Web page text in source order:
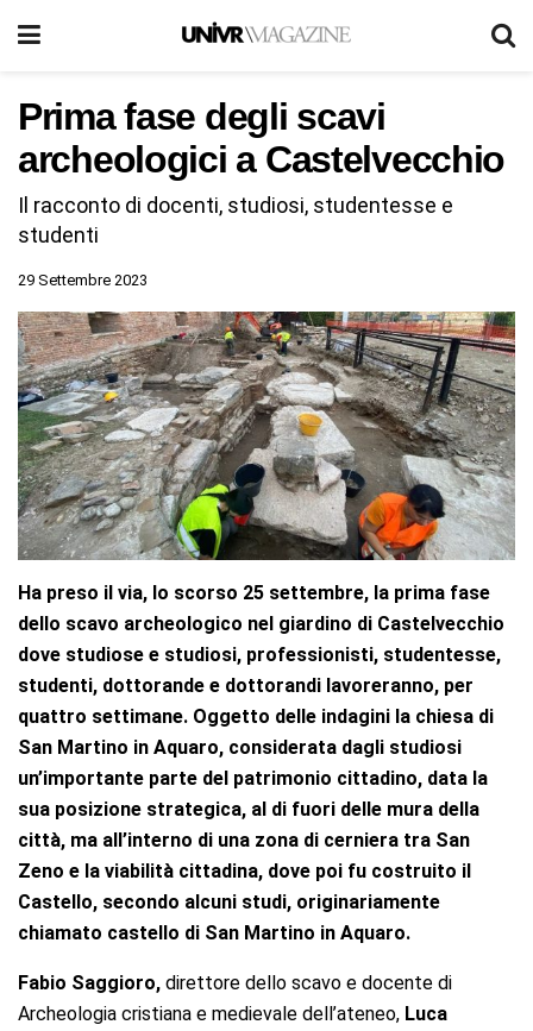
Prima fase degli scavi
archeologici a Castelvecchio
Il racconto di docenti, studiosi, studentesse e
studenti
29 Settembre 2023
Ha preso il via, lo scorso 25 settembre, la prima fase
dello scavo archeologico nel giardino di Castelvecchio
dove studiose e studiosi, professionisti, studentesse,
studenti, dottorande e dottorandi lavoreranno, per
quattro settimane. Oggetto delle indagini la chiesa di
San Martino in Aquaro, considerata dagli studiosi
un’importante parte del patrimonio cittadino, data la
sua posizione strategica, al di fuori delle mura della
città, ma all’interno di una zona di cerniera tra San
Zeno e la viabilità cittadina, dove poi fu costruito il
Castello, secondo alcuni studi, originariamente
chiamato castello di San Martino in Aquaro.
Fabio Saggioro, direttore dello scavo e docente di
Archeologia cristiana e medievale dell’ateneo, Luca